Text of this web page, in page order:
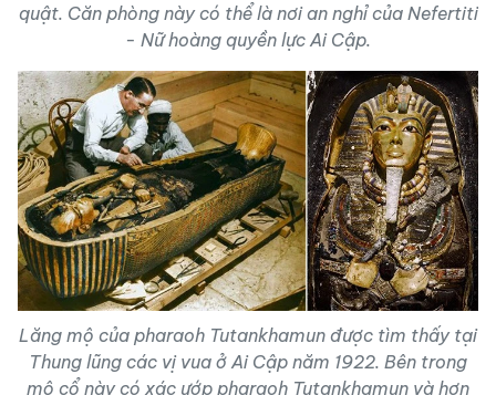
quật. Căn phòng này có thể là nơi an nghỉ của Nefertiti
- Nữ hoàng quyền lực Ai Cập.
Lăng mộ của pharaoh Tutankhamun được tìm thấy tại
Thung lũng các vị vua ở Ai Cập năm 1922. Bên trong
mộ cổ này có xác ướp pharaoh Tutankhamun và hơn